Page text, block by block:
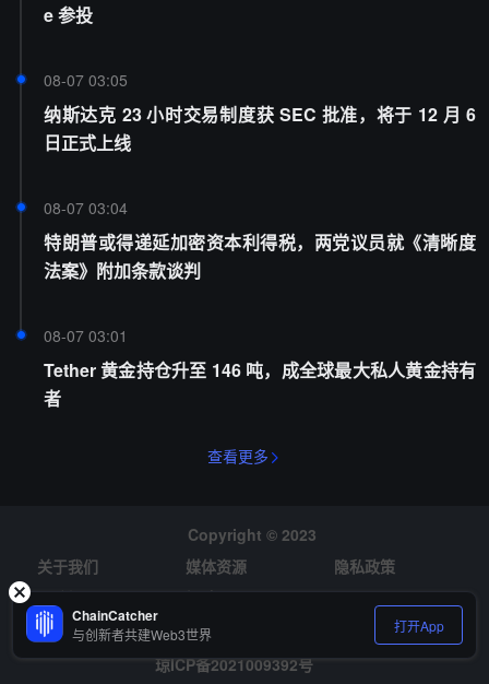
e 参投
08-07 03:05
纳斯达克 23 小时交易制度获 SEC 批准，将于 12 月 6
日正式上线
08-07 03:04
特朗普或得递延加密资本利得税，两党议员就《清晰度
法案》附加条款谈判
08-07 03:01
Tether 黄金持仓升至 146 吨，成全球最大私人黄金持有
者
查看更多
Copyright © 2023
关于我们
媒体资源
隐私政策
风险提示
招聘
琼ICP备2021009392号
ChainCatcher
与创新者共建Web3世界 打开App